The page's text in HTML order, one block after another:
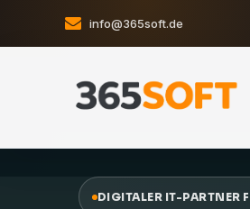
info@365soft.de
DIGITALER IT-PARTNER